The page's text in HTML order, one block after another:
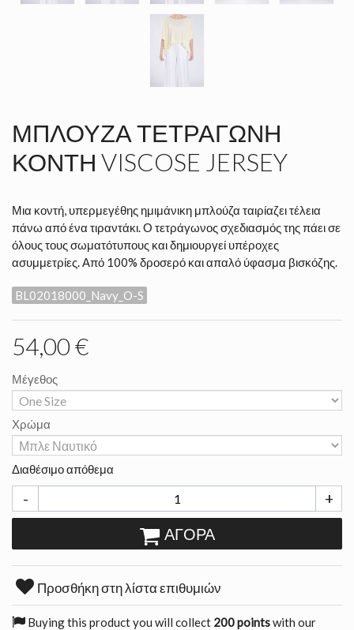
ΜΠΛΟΎΖΑ ΤΕΤΡΆΓΩΝΗ
ΚΟΝΤΉ VISCOSE JERSEY
Μια κοντή, υπερμεγέθης ημιμάνικη μπλούζα ταιρίαζει τέλεια
πάνω από ένα τιραντάκι. Ο τετράγωνος σχεδιασμός της πάει σε
όλους τους σωματότυπους και δημιουργεί υπέροχες
ασυμμετρίες. Από 100% δροσερό και απαλό ύφασμα βισκόζης.
BL02018000_Navy_O-S
54,00 €
Μέγεθος
Χρώμα
Διαθέσιμο απόθεμα
- +
ΑΓΟΡΆ
Προσθήκη στη λίστα επιθυμιών
Buying this product you will collect 200 pointswith our